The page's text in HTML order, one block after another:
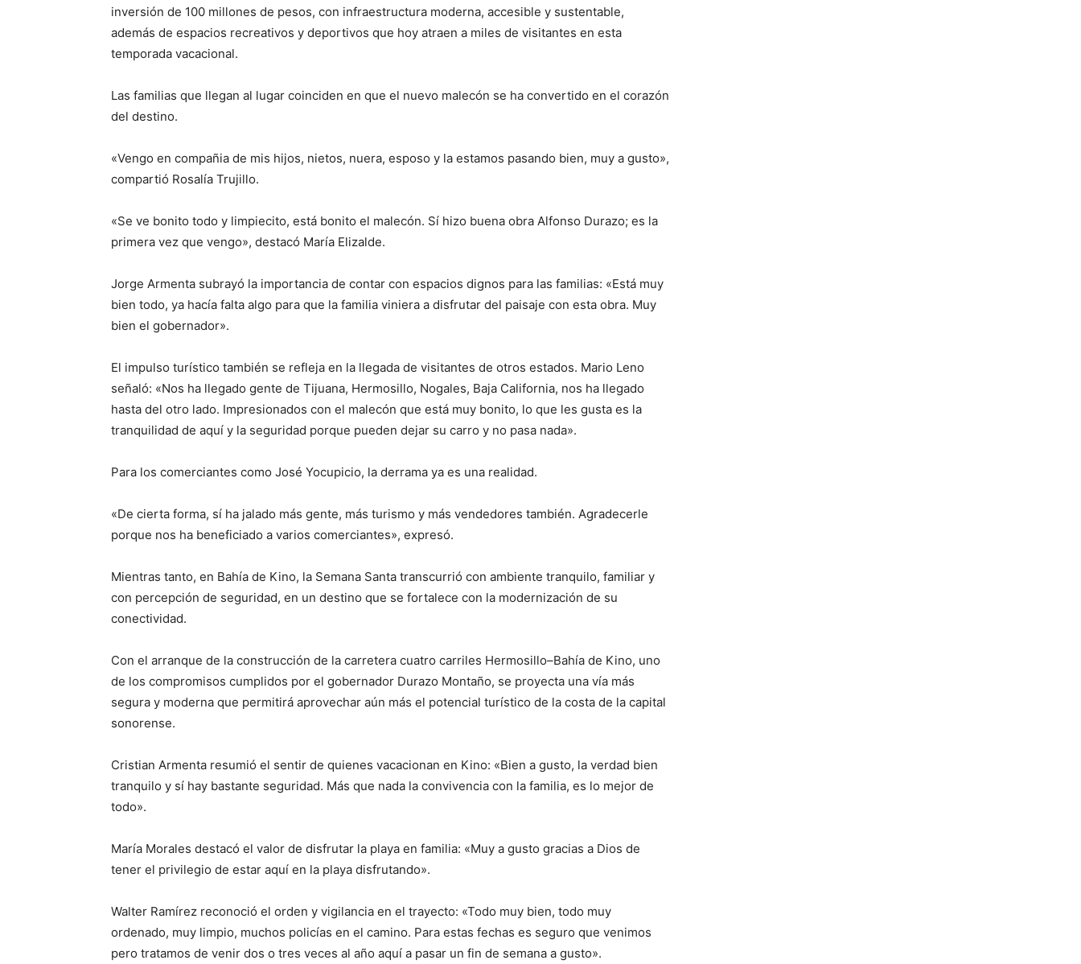
inversión de 100 millones de pesos, con infraestructura moderna, accesible y sustentable,
además de espacios recreativos y deportivos que hoy atraen a miles de visitantes en esta
temporada vacacional.
Las familias que llegan al lugar coinciden en que el nuevo malecón se ha convertido en el corazón
del destino.
«Vengo en compañia de mis hijos, nietos, nuera, esposo y la estamos pasando bien, muy a gusto»,
compartió Rosalía Trujillo.
«Se ve bonito todo y limpiecito, está bonito el malecón. Sí hizo buena obra Alfonso Durazo; es la
primera vez que vengo», destacó María Elizalde.
Jorge Armenta subrayó la importancia de contar con espacios dignos para las familias: «Está muy
bien todo, ya hacía falta algo para que la familia viniera a disfrutar del paisaje con esta obra. Muy
bien el gobernador».
El impulso turístico también se refleja en la llegada de visitantes de otros estados. Mario Leno
señaló: «Nos ha llegado gente de Tijuana, Hermosillo, Nogales, Baja California, nos ha llegado
hasta del otro lado. Impresionados con el malecón que está muy bonito, lo que les gusta es la
tranquilidad de aquí y la seguridad porque pueden dejar su carro y no pasa nada».
Para los comerciantes como José Yocupicio, la derrama ya es una realidad.
«De cierta forma, sí ha jalado más gente, más turismo y más vendedores también. Agradecerle
porque nos ha beneficiado a varios comerciantes», expresó.
Mientras tanto, en Bahía de Kino, la Semana Santa transcurrió con ambiente tranquilo, familiar y
con percepción de seguridad, en un destino que se fortalece con la modernización de su
conectividad.
Con el arranque de la construcción de la carretera cuatro carriles Hermosillo–Bahía de Kino, uno
de los compromisos cumplidos por el gobernador Durazo Montaño, se proyecta una vía más
segura y moderna que permitirá aprovechar aún más el potencial turístico de la costa de la capital
sonorense.
Cristian Armenta resumió el sentir de quienes vacacionan en Kino: «Bien a gusto, la verdad bien
tranquilo y sí hay bastante seguridad. Más que nada la convivencia con la familia, es lo mejor de
todo».
María Morales destacó el valor de disfrutar la playa en familia: «Muy a gusto gracias a Dios de
tener el privilegio de estar aquí en la playa disfrutando».
Walter Ramírez reconoció el orden y vigilancia en el trayecto: «Todo muy bien, todo muy
ordenado, muy limpio, muchos policías en el camino. Para estas fechas es seguro que venimos
pero tratamos de venir dos o tres veces al año aquí a pasar un fin de semana a gusto».